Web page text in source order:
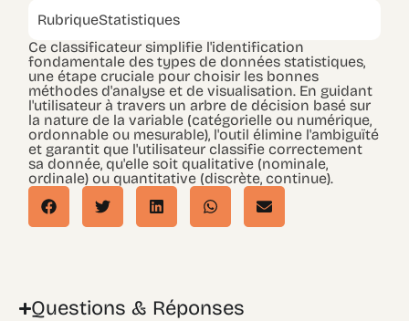
RubriqueStatistiques
Ce classificateur simplifie l'identification
fondamentale des types de données statistiques,
une étape cruciale pour choisir les bonnes
méthodes d'analyse et de visualisation. En guidant
l'utilisateur à travers un arbre de décision basé sur
la nature de la variable (catégorielle ou numérique,
ordonnable ou mesurable), l'outil élimine l'ambiguïté
et garantit que l'utilisateur classifie correctement
sa donnée, qu'elle soit qualitative (nominale,
ordinale) ou quantitative (discrète, continue).
Questions & Réponses